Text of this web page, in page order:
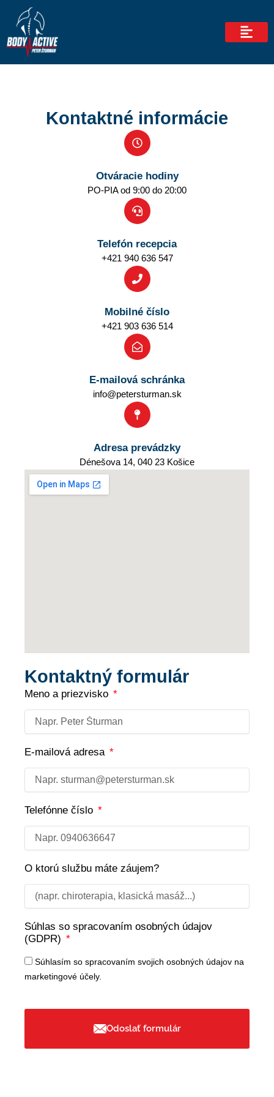
Preskočiť
obsah
Kontaktný formulár
Meno a priezvisko
E-mailová adresa
Telefónne číslo
O ktorú službu máte záujem?
Súhlas so spracovaním osobných údajov
(GDPR)
Súhlasím so spracovaním svojich osobných údajov na
marketingové účely.
Odoslať formulár
Kontaktné informácie
Otváracie hodiny
PO-PIA od 9:00 do 20:00
Telefón recepcia
+421 940 636 547
Mobilné číslo
+421 903 636 514
E-mailová schránka
info@petersturman.sk
Adresa prevádzky
Dénešova 14, 040 23 Košice